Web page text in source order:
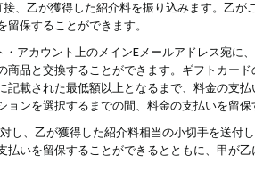
、乙が獲得した紹介料を振り込みます。乙が
保することができます。
アカウント上のメインEメールアドレス宛に
品と交換することができます。ギフトカー
記載された最低額以上となるまで、料金の支
ンを選択するまでの間、料金の支払いを留保
、乙が獲得した紹介料相当の小切手を送付
いを留保することができるとともに、甲が